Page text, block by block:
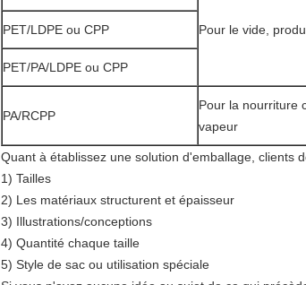
Pour le vide,
PET/LDPE ou CPP
PET/PA/LDPE ou CPP
PA/RCPP
Pour la nourriture
vapeur
Quant à établissez une solution d'emballage, clients
1) Tailles
2) Les matériaux structurent et épaisseur
3) Illustrations/conceptions
4) Quantité chaque taille
5) Style de sac ou utilisation spéciale